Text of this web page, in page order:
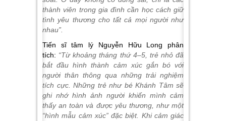
thành viên trong gia đình cần học cách giữ
tình yêu thương cho tất cả mọi người như
nhau”.
Tiến sĩ tâm lý Nguyễn Hữu Long phân
tích: “Từ khoảng tháng thứ 4–5, trẻ nhỏ đã
bắt đầu hình thành cảm xúc gắn bó với
người thân thông qua những trải nghiệm
tích cực. Những trẻ như bé Khánh Tâm sẽ
ghi nhớ hình ảnh người khiến mình cảm
thấy an toàn và được yêu thương, như một
“hình mẫu cảm xúc” đặc biệt. Khi cảm giác